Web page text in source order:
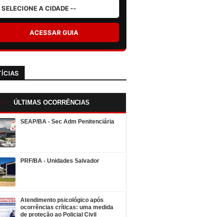
ACESSAR GUIA
ÚLTIMAS OCORRÊNCIAS
SEAP/BA - Sec Adm Penitenciária
PRF/BA - Unidades Salvador
Atendimento psicológico após
ocorrências críticas: uma medida
de proteção ao Policial Civil